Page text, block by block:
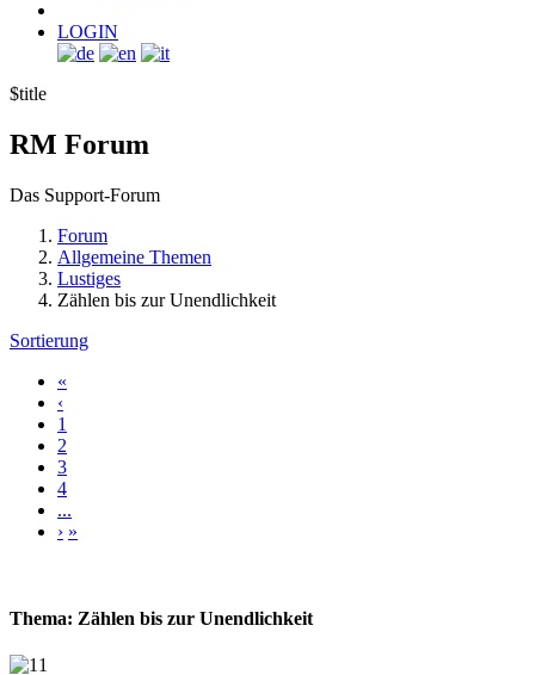
LOGIN
$title
RM Forum
Das Support-Forum
Forum
Allgemeine Themen
Lustiges
Zählen bis zur Unendlichkeit
Sortierung
«
‹
1
2
3
4
...
› »
Thema: Zählen bis zur Unendlichkeit